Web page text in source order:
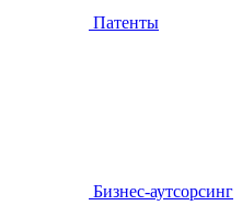
Патенты
Бизнес-аутсорсинг